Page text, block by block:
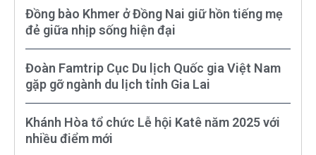
Đồng bào Khmer ở Đồng Nai giữ hồn tiếng mẹ
đẻ giữa nhịp sống hiện đại
Đoàn Famtrip Cục Du lịch Quốc gia Việt Nam
gặp gỡ ngành du lịch tỉnh Gia Lai
Khánh Hòa tổ chức Lễ hội Katê năm 2025 với
nhiều điểm mới